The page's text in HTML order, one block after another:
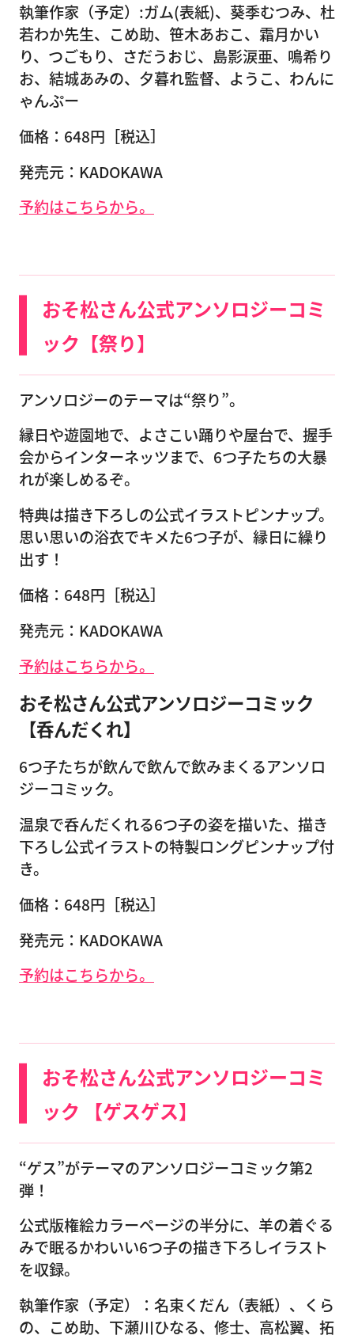
執筆作家（予定）:ガム(表紙)、葵季むつみ、杜
若わか先生、こめ助、笹木あおこ、霜月かい
り、つごもり、さだうおじ、島影涙亜、鳴希り
お、結城あみの、夕暮れ監督、ようこ、わんに
ゃんぷー
価格：648円［税込］
発売元：KADOKAWA
予約はこちらから。
おそ松さん公式アンソロジーコミ
ック【祭り】
アンソロジーのテーマは“祭り”。
縁日や遊園地で、よさこい踊りや屋台で、握手
会からインターネッツまで、6つ子たちの大暴
れが楽しめるぞ。
特典は描き下ろしの公式イラストピンナップ。
思い思いの浴衣でキメた6つ子が、縁日に繰り
出す！
価格：648円［税込］
発売元：KADOKAWA
予約はこちらから。
おそ松さん公式アンソロジーコミック
【呑んだくれ】
6つ子たちが飲んで飲んで飲みまくるアンソロ
ジーコミック。
温泉で呑んだくれる6つ子の姿を描いた、描き
下ろし公式イラストの特製ロングピンナップ付
き。
価格：648円［税込］
発売元：KADOKAWA
予約はこちらから。
おそ松さん公式アンソロジーコミ
ック 【ゲスゲス】
“ゲス”がテーマのアンソロジーコミック第2
弾！
公式版権絵カラーページの半分に、羊の着ぐる
みで眠るかわいい6つ子の描き下ろしイラスト
を収録。
執筆作家（予定）：名束くだん（表紙）、くら
の、こめ助、下瀬川ひなる、修士、高松翼、拓